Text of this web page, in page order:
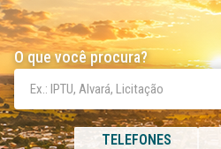
O que você procura?
TELEFONES